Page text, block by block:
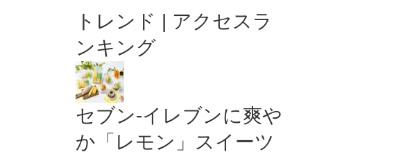
トレンド | アクセスラ
ンキング
セブン‐イレブンに爽や
か「レモン」スイーツ